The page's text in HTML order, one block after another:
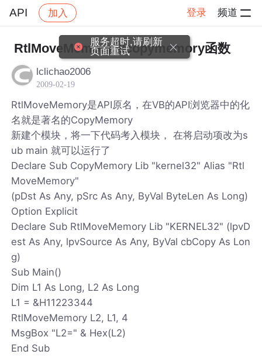
API 加入 登录 频道
社区 API 帖子详情
RtlMoveMemory和copymemory函数
lclichao2006
2009-02-19
RtlMoveMemory是API原名，在VB的API浏览器中的化
名就是著名的CopyMemory
新建个模块，将一下代码考入模块， 在将启动项改为s
ub main 就可以运行了
Declare Sub CopyMemory Lib "kernel32" Alias "Rtl
MoveMemory"
(pDst As Any, pSrc As Any, ByVal ByteLen As Long)
Option Explicit
Declare Sub RtlMoveMemory Lib "KERNEL32" (lpvD
est As Any, lpvSource As Any, ByVal cbCopy As Lon
g)
Sub Main()
Dim L1 As Long, L2 As Long
L1 = &H11223344
RtlMoveMemory L2, L1, 4
MsgBox "L2=" & Hex(L2)
End Sub
服务超时,请刷新
页面重试